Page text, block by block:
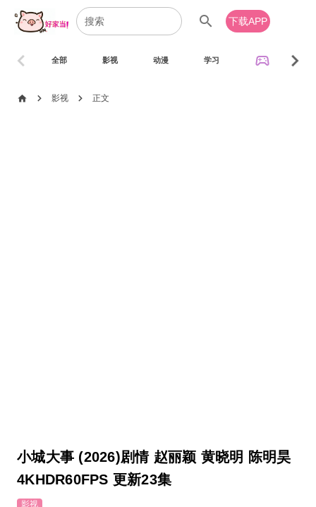
search 下载APP
全部 影视 动漫 学习 sports_esports
chevron_left chevron_right
home chevron_right 影视 chevron_right 正文
小城大事 (2026)剧情 赵丽颖 黄晓明 陈明昊
4KHDR60FPS 更新23集
影视